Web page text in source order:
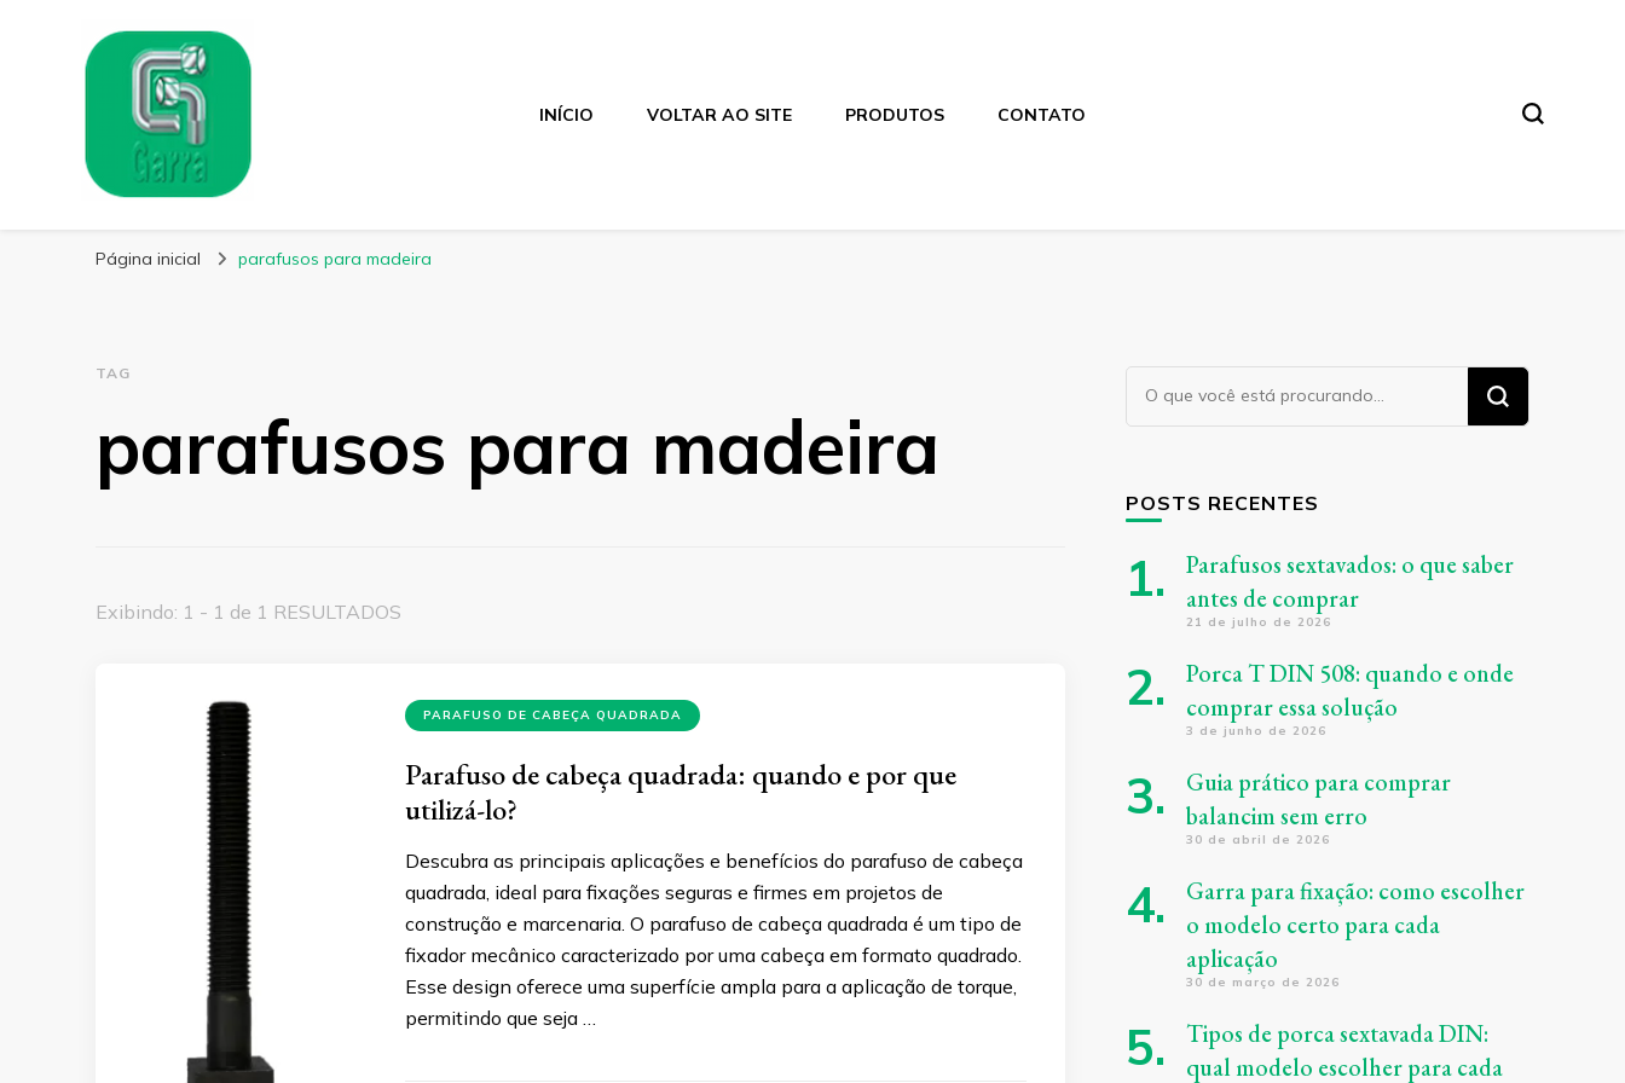
Garra Fixação
INÍCIO VOLTAR AO SITE PRODUTOS CONTATO
Página inicial parafusos para madeira
TAG
parafusos para madeira
Exibindo: 1 - 1 de 1 RESULTADOS
PARAFUSO DE CABEÇA QUADRADA
Parafuso de cabeça quadrada: quando e por que
utilizá-lo?
Descubra as principais aplicações e benefícios do parafuso de cabeça
quadrada, ideal para fixações seguras e firmes em projetos de
construção e marcenaria. O parafuso de cabeça quadrada é um tipo de
fixador mecânico caracterizado por uma cabeça em formato quadrado.
Esse design oferece uma superfície ampla para a aplicação de torque,
permitindo que seja …
Procurando
algo?
POSTS RECENTES
Parafusos sextavados: o que saber
antes de comprar
21 de julho de 2026
Porca T DIN 508: quando e onde
comprar essa solução
3 de junho de 2026
Guia prático para comprar
balancim sem erro
30 de abril de 2026
Garra para fixação: como escolher
o modelo certo para cada
aplicação
30 de março de 2026
Tipos de porca sextavada DIN:
qual modelo escolher para cada